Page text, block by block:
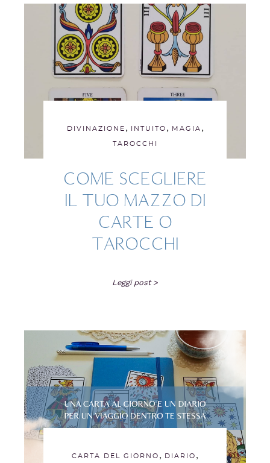
DIVINAZIONE , INTUITO , MAGIA ,
TAROCCHI
COME SCEGLIERE
IL TUO MAZZO DI
CARTE O
TAROCCHI
Leggi post >
CARTA DEL GIORNO , DIARIO ,